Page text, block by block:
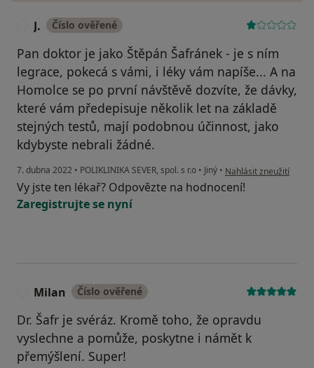
J. Číslo ověřené
Pan doktor je jako Štěpán Šafránek - je s ním
legrace, pokecá s vámi, i léky vám napíše... A na
Homolce se po první návštěvě dozvíte, že dávky,
které vám předepisuje několik let na základě
stejných testů, mají podobnou účinnost, jako
kdybyste nebrali žádné.
7. dubna 2022 • POLIKLINIKA SEVER, spol. s r.o • Jiný • podle názoru uživatele
Nahlásit zneužití
Vy jste ten lékař? Odpovězte na hodnocení!
Zaregistrujte se nyní
Milan Číslo ověřené
Dr. Šafr je svéráz. Kromě toho, že opravdu
vyslechne a pomůže, poskytne i námět k
přemýšlení. Super!